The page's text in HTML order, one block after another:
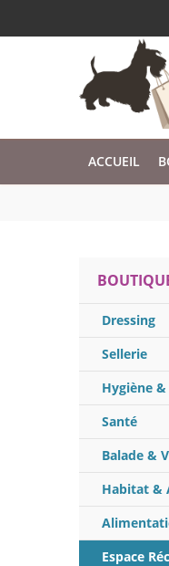
Accessoires &
ACCUEIL
Dressing
Sellerie
Hygiène
Santé
Balade &
Habitat &
Espace